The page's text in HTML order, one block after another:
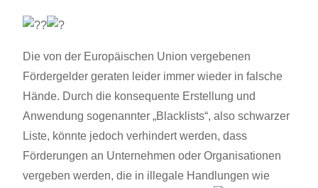
Die von der Europäischen Union vergebenen
Fördergelder geraten leider immer wieder in falsche
Hände. Durch die konsequente Erstellung und
Anwendung sogenannter „Blacklists“, also schwarzer
Liste, könnte jedoch verhindert werden, dass
Förderungen an Unternehmen oder Organisationen
vergeben werden, die in illegale Handlungen wie